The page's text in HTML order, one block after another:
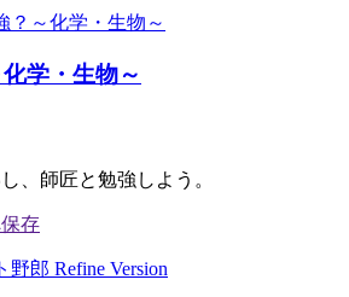
学・生物～
、師匠と勉強しよう。